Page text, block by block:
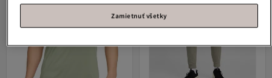
Zamietnuť všetky